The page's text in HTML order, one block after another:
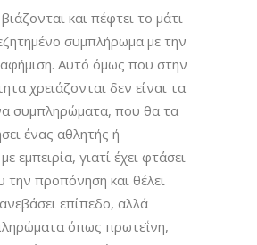
και πέφτει το μάτι
συμπλήρωμα με την
Αυτό όμως που στην
χρειάζονται δεν είναι τα
συμπληρώματα, που θα τα
ένας αθλητής ή
εμπειρία, γιατί έχει φτάσει
την προπόνηση και θέλει
επίπεδο, αλλά
όπως πρωτεΐνη,